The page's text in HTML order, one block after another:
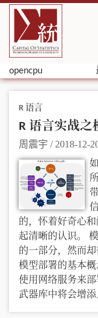
opencpu
R 语言
R 语言实战之
周震宇 / 2018-12-
的，怀着好奇心
起清晰的认识。
的一部分，然而
模型部署的基本
使用网络服务来
武器库中将会增